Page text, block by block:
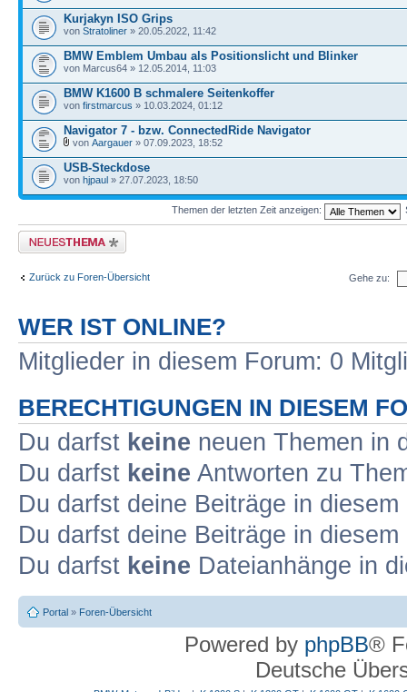
Kurjakyn ISO Grips
von Stratoliner » 20.05.2022, 11:42
BMW Emblem Umbau als Positionslicht und Blinker
von Marcus64 » 12.05.2014, 11:03
BMW K1600 B schmalere Seitenkoffer
von firstmarcus » 10.03.2024, 01:12
Navigator 7 - bzw. ConnectedRide Navigator
von Aargauer » 07.09.2023, 18:52
USB-Steckdose
von hjpaul » 27.07.2023, 18:50
Themen der letzten Zeit anzeigen:
Neues Thema erstellen
Zurück zu Foren-Übersicht Gehe zu:
WER IST ONLINE?
Mitglieder in diesem Forum: 0
BERECHTIGUNGEN IN DIESEM
Du darfst keine neuen Themen in
Du darfst keine Antworten zu
Du darfst deine Beiträge in
Du darfst deine Beiträge in
Du darfst keine Dateianhänge in
Portal » Foren-Übersicht
Powered by phpBB®
Deutsche